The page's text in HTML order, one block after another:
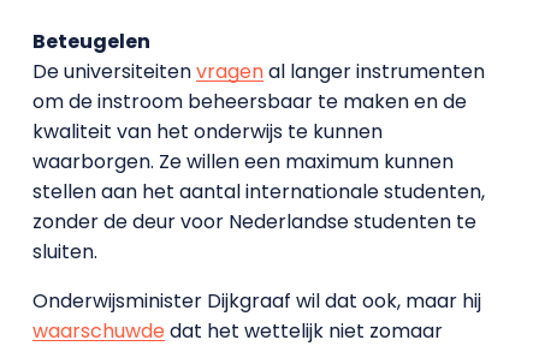
Beteugelen
De universiteitenvragenal langer instrumenten
om de instroom beheersbaar te maken en de
kwaliteit van het onderwijs te kunnen
waarborgen. Ze willen een maximum kunnen
stellen aan het aantal internationale studenten,
zonder de deur voor Nederlandse studenten te
sluiten.
Onderwijsminister Dijkgraaf wil dat ook, maar hij
waarschuwdedat het wettelijk niet zomaar